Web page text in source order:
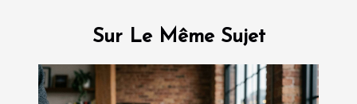
Sur Le Même Sujet